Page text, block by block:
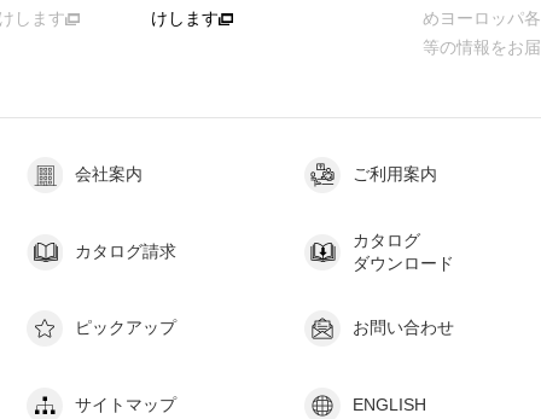
します
けします
めヨーロッパ
等の情報をお
会社案内 ご利用案内
カタログ請求
カタログ
ダウンロード
ピックアップ お問い合わせ
サイトマップ ENGLISH